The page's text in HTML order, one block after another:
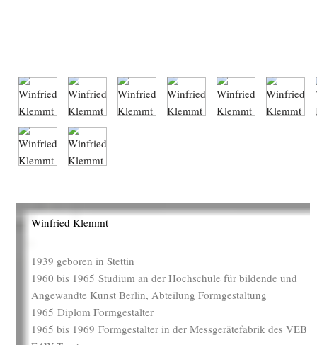
Winfried Klemmt
1939 geboren in Stettin
1960 bis 1965 Studium an der Hochschule für bildende und
Angewandte Kunst Berlin, Abteilung Formgestaltung
1965 Diplom Formgestalter
1965 bis 1969 Formgestalter in der Messgerätefabrik des VEB